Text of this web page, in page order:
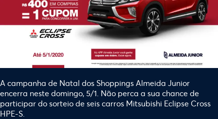
A campanha de Natal dos Shoppings Almeida Junior
encerra neste domingo, 5/1. Não perca a sua chance de
participar do sorteio de seis carros Mitsubishi Eclipse Cross
HPE-S.